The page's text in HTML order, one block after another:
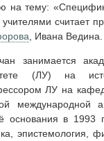
на тему:
учителями
, Ивана Ведина.
занимается
(ЛУ) на
ЛУ на
международной
основания в 1993
эпистемология,